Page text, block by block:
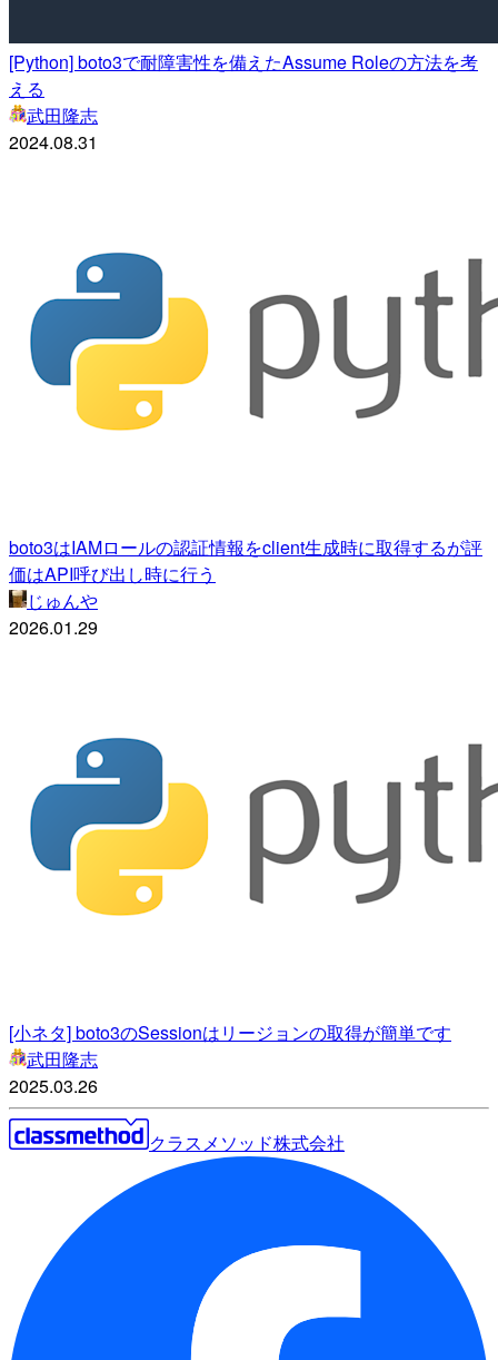
[Python] boto3で耐障害性を備えたAssume Roleの方法を考
える
武田隆志
2024.08.31
boto3はIAMロールの認証情報をclient生成時に取得するが評
価はAPI呼び出し時に行う
じゅんや
2026.01.29
[小ネタ] boto3のSessionはリージョンの取得が簡単です
武田隆志
2025.03.26
クラスメソッド株式会社